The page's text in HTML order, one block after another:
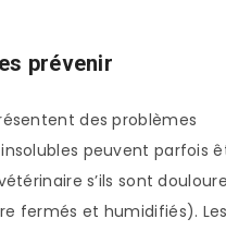
prévenir
des problèmes
peuvent parfois
s’ils sont
fermés et humidifiés). Les